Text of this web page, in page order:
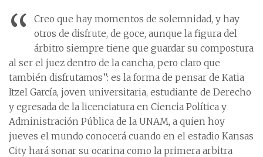
“
Creo que hay momentos de solemnidad, y hay
otros de disfrute, de goce, aunque la figura del
árbitro siempre tiene que guardar su compostura
al ser el juez dentro de la cancha, pero claro que
también disfrutamos”: es la forma de pensar de Katia
Itzel García, joven universitaria, estudiante de Derecho
y egresada de la licenciatura en Ciencia Política y
Administración Pública de la UNAM, a quien hoy
jueves el mundo conocerá cuando en el estadio Kansas
City hará sonar su ocarina como la primera arbitra